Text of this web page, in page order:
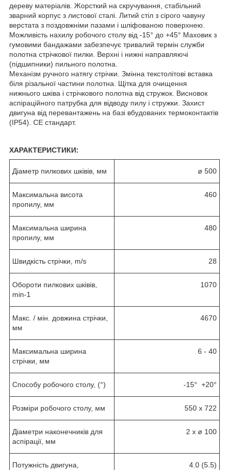
дереву матеріалів. Жорсткий на скручування, стабільний
зварний корпус з листової сталі. Литий стіл з сірого чавуну
верстата з поздовжніми пазами і шліфованою поверхнею.
Можливість нахилу робочого столу від -15° до +45° Маховик з
гумовими бандажами забезпечує тривалий термін служби
полотна стрічкової пилки. Верхні і нижні направляючі
(підшипники) пильного полотна.
Механізм ручного натягу стрічки. Змінна текстолітові вставка
біля різальної частини полотна. Щітка для очищення
нижнього шківа і стрічкового полотна від стружок. Висновок
аспіраційного патрубка для відводу пилу і стружки. Захист
двигуна від перевантажень на базі вбудованих термоконтактів
(IP54). СЕ стандарт.
ХАРАКТЕРИСТИКИ:
Діаметр пилкових шківів, мм ø 500
Максимальна висота
пропилу, мм
460
Максимальна ширина
пропилу, мм
480
Швидкість стрічки, m/s 28
Обороти пилкових шківів,
min-1
1070
Макс. / мін. довжина стрічки,
мм
4670
Максимальна ширина
стрічки, мм
6 - 40
Способу робочого столу, (°) -15° +20°
Розміри робочого столу, мм 550 x 722
Діаметри наконечників для
аспірації, мм
2 x ø 100
Потужність двигуна,
4.0 (5.5)